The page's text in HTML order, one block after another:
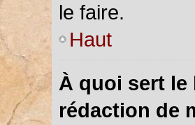
le faire.
Haut
À quoi sert le
rédaction de